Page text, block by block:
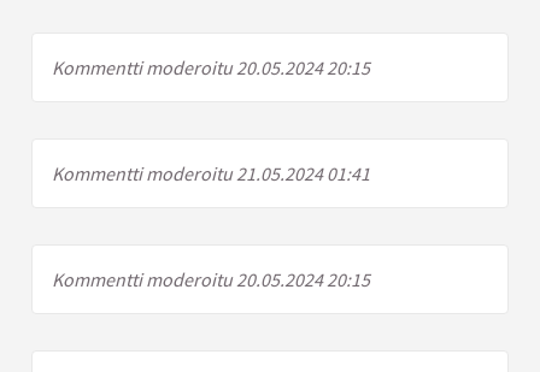
Kommentti moderoitu 20.05.2024 20:15
Kommentti moderoitu 21.05.2024 01:41
Kommentti moderoitu 20.05.2024 20:15